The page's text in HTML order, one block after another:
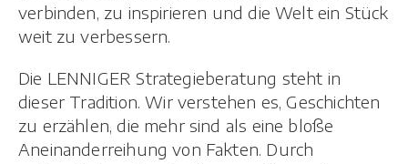
verbinden, zu inspirieren und die Welt ein Stück
weit zu verbessern.
Die LENNIGER Strategieberatung steht in
dieser Tradition. Wir verstehen es, Geschichten
zu erzählen, die mehr sind als eine bloße
Aneinanderreihung von Fakten. Durch